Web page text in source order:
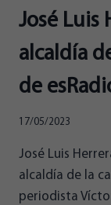
José Luis
alcaldía
de
17/05/2023
José Luis
alcaldía de la
periodista